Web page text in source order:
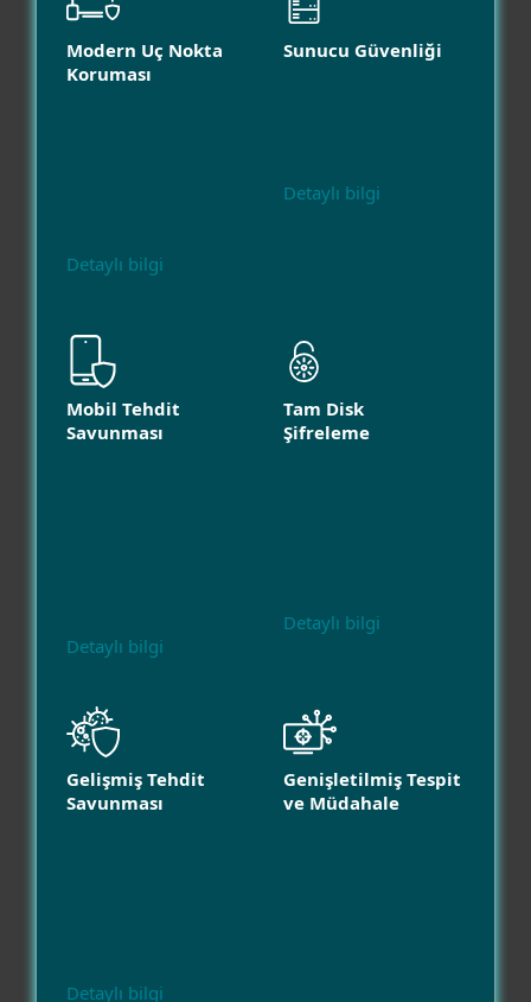
Modern Uç Nokta
Koruması
Detaylı bilgi
Sunucu Güvenliği
Detaylı bilgi
Mobil Tehdit
Savunması
Detaylı bilgi
Tam Disk
Şifreleme
Detaylı bilgi
Gelişmiş Tehdit
Savunması
Detaylı bilgi
Genişletilmiş Tespit
ve Müdahale